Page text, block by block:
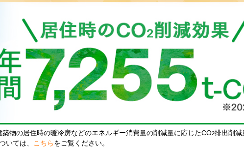
物の居住時の暖冷房などのエネルギー消費量の削減量に応じたCO2排出削減
いては、 こちら をご覧ください。